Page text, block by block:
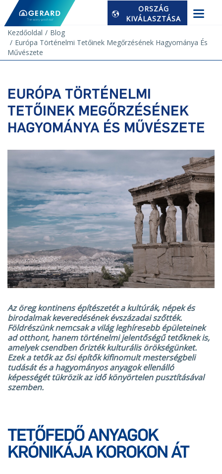
ORSZÁG
KIVÁLASZTÁSA
Kezdőoldal
Blog
Európa Történelmi Tetőinek Megőrzésének Hagyománya És
Művészete
EURÓPA TÖRTÉNELMI
TETŐINEK MEGŐRZÉSÉNEK
HAGYOMÁNYA ÉS MŰVÉSZETE
Az öreg kontinens építészetét a kultúrák, népek és
birodalmak keveredésének évszázadai szőtték.
Földrészünk nemcsak a világ leghíresebb épületeinek
ad otthont, hanem történelmi jelentőségű tetőknek is,
amelyek csendben őrizték kulturális örökségünket.
Ezek a tetők az ősi építők kifinomult mesterségbeli
tudását és a hagyományos anyagok ellenálló
képességét tükrözik az idő könyörtelen pusztításával
szemben.
TETŐFEDŐ ANYAGOK
KRÓNIKÁJA KOROKON ÁT